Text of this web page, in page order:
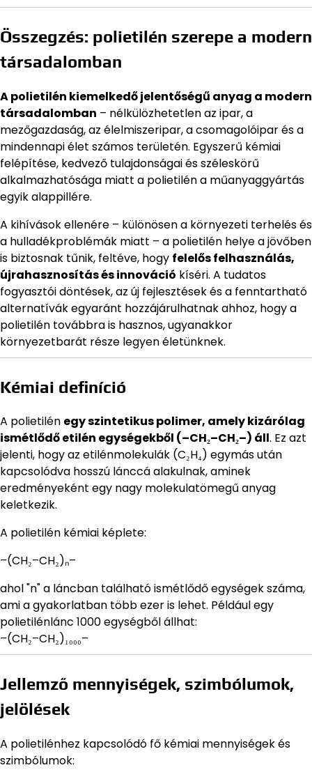
Összegzés: polietilén szerepe a modern
társadalomban
A polietilén kiemelkedő jelentőségű anyag a modern
társadalomban – nélkülözhetetlen az ipar, a
mezőgazdaság, az élelmiszeripar, a csomagolóipar és a
mindennapi élet számos területén. Egyszerű kémiai
felépítése, kedvező tulajdonságai és széleskörű
alkalmazhatósága miatt a polietilén a műanyaggyártás
egyik alappillére.
A kihívások ellenére – különösen a környezeti terhelés és
a hulladékproblémák miatt – a polietilén helye a jövőben
is biztosnak tűnik, feltéve, hogy felelős felhasználás,
újrahasznosítás és innováció kíséri. A tudatos
fogyasztói döntések, az új fejlesztések és a fenntartható
alternatívák egyaránt hozzájárulhatnak ahhoz, hogy a
polietilén továbbra is hasznos, ugyanakkor
környezetbarát része legyen életünknek.
Kémiai definíció
A polietilén egy szintetikus polimer, amely kizárólag
ismétlődő etilén egységekből (–CH₂–CH₂–) áll. Ez azt
jelenti, hogy az etilénmolekulák (C₂H₄) egymás után
kapcsolódva hosszú lánccá alakulnak, aminek
eredményeként egy nagy molekulatömegű anyag
keletkezik.
A polietilén kémiai képlete:
–(CH₂–CH₂)ₙ–
ahol "n" a láncban található ismétlődő egységek száma,
ami a gyakorlatban több ezer is lehet. Például egy
polietilénlánc 1000 egységből állhat:
–(CH₂–CH₂)₁₀₀₀–
Jellemző mennyiségek, szimbólumok,
jelölések
A polietilénhez kapcsolódó fő kémiai mennyiségek és
szimbólumok: